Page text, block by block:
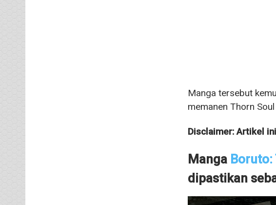
Manga tersebut
memanen Thorn
Disclaimer: Artikel
Manga
dipastikan